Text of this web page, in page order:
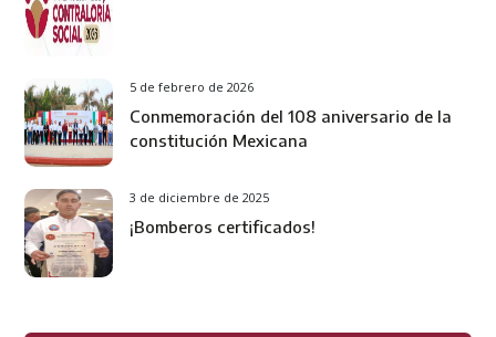
5 de febrero de 2026
Conmemoración del 108 aniversario de la
constitución Mexicana
3 de diciembre de 2025
¡Bomberos certificados!